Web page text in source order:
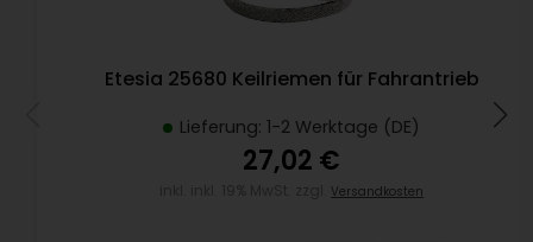
Etesia 25680 Keilriemen für Fahrantrieb
Lieferung: 1-2 Werktage (DE)
27,02 €
Versandkosten